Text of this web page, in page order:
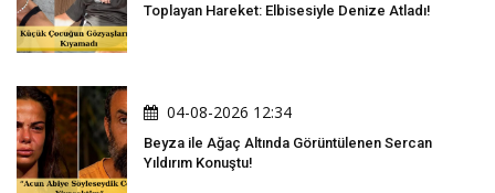
Toplayan Hareket: Elbisesiyle Denize Atladı!
04-08-2026 12:34
Beyza ile Ağaç Altında Görüntülenen Sercan
Yıldırım Konuştu!